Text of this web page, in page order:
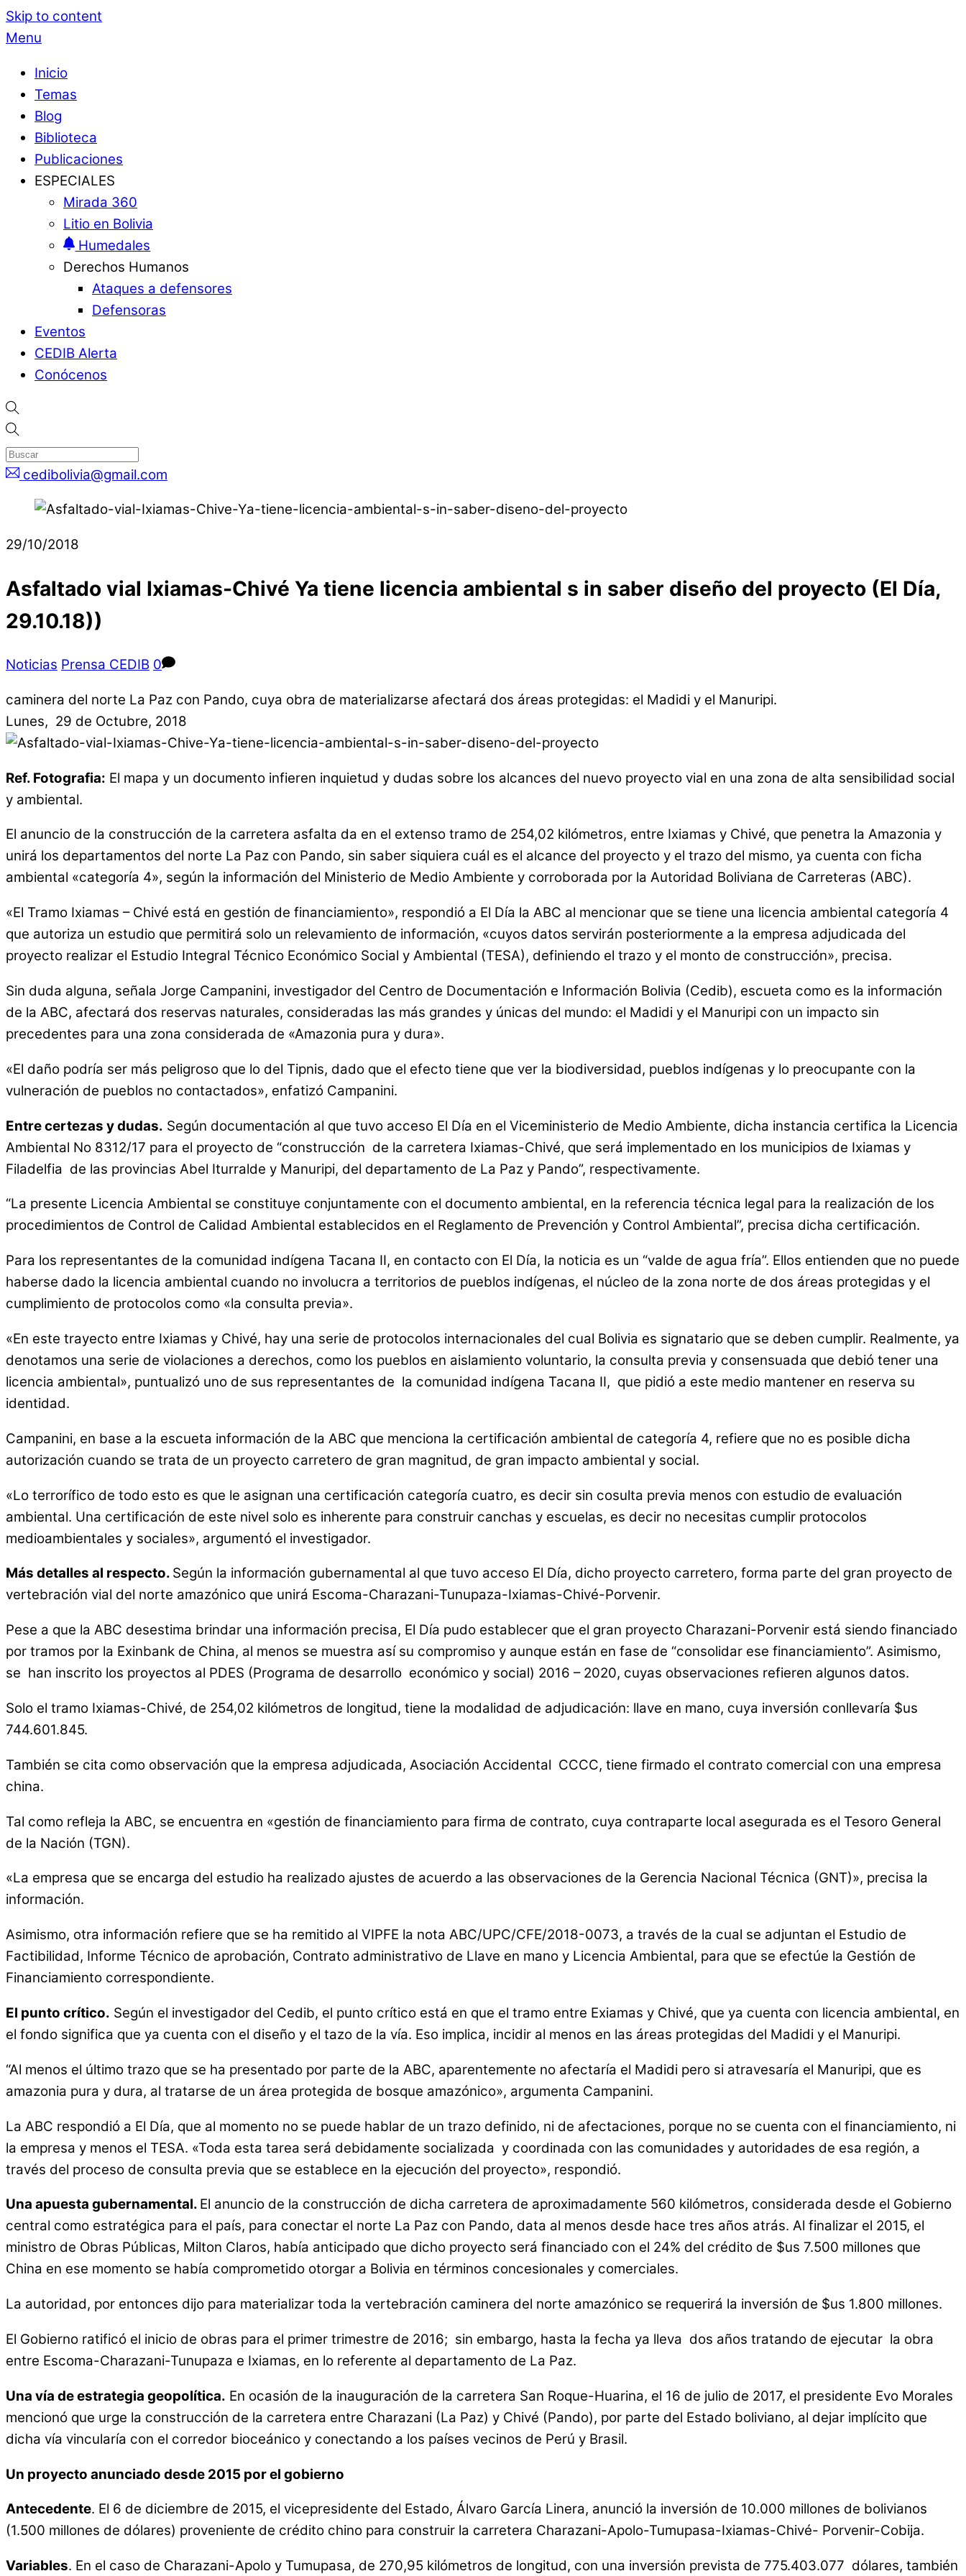
Skip to content
Menu
Inicio
Temas
Blog
Biblioteca
Publicaciones
ESPECIALES
Mirada 360
Litio en Bolivia
Humedales
Derechos Humanos
Ataques a defensores
Defensoras
Eventos
CEDIB Alerta
Conócenos
cedibolivia@gmail.com
29/10/2018
Asfaltado vial Ixiamas-Chivé Ya tiene licencia ambiental s in saber diseño del proyecto (El Día,
29.10.18))
Noticias Prensa CEDIB 0
caminera del norte La Paz con Pando, cuya obra de materializarse afectará dos áreas protegidas: el Madidi y el Manuripi.
Lunes, 29 de Octubre, 2018
Ref. Fotografia: El mapa y un documento infieren inquietud y dudas sobre los alcances del nuevo proyecto vial en una zona de alta sensibilidad social
y ambiental.
El anuncio de la construcción de la carretera asfalta da en el extenso tramo de 254,02 kilómetros, entre Ixiamas y Chivé, que penetra la Amazonia y
unirá los departamentos del norte La Paz con Pando, sin saber siquiera cuál es el alcance del proyecto y el trazo del mismo, ya cuenta con ficha
ambiental «categoría 4», según la información del Ministerio de Medio Ambiente y corroborada por la Autoridad Boliviana de Carreteras (ABC).
«El Tramo Ixiamas – Chivé está en gestión de financiamiento», respondió a El Día la ABC al mencionar que se tiene una licencia ambiental categoría 4
que autoriza un estudio que permitirá solo un relevamiento de información, «cuyos datos servirán posteriormente a la empresa adjudicada del
proyecto realizar el Estudio Integral Técnico Económico Social y Ambiental (TESA), definiendo el trazo y el monto de construcción», precisa.
Sin duda alguna, señala Jorge Campanini, investigador del Centro de Documentación e Información Bolivia (Cedib), escueta como es la información
de la ABC, afectará dos reservas naturales, consideradas las más grandes y únicas del mundo: el Madidi y el Manuripi con un impacto sin
precedentes para una zona considerada de «Amazonia pura y dura».
«El daño podría ser más peligroso que lo del Tipnis, dado que el efecto tiene que ver la biodiversidad, pueblos indígenas y lo preocupante con la
vulneración de pueblos no contactados», enfatizó Campanini.
Entre certezas y dudas. Según documentación al que tuvo acceso El Día en el Viceministerio de Medio Ambiente, dicha instancia certifica la Licencia
Ambiental No 8312/17 para el proyecto de “construcción de la carretera Ixiamas-Chivé, que será implementado en los municipios de Ixiamas y
Filadelfia de las provincias Abel Iturralde y Manuripi, del departamento de La Paz y Pando”, respectivamente.
“La presente Licencia Ambiental se constituye conjuntamente con el documento ambiental, en la referencia técnica legal para la realización de los
procedimientos de Control de Calidad Ambiental establecidos en el Reglamento de Prevención y Control Ambiental”, precisa dicha certificación.
Para los representantes de la comunidad indígena Tacana II, en contacto con El Día, la noticia es un “valde de agua fría”. Ellos entienden que no puede
haberse dado la licencia ambiental cuando no involucra a territorios de pueblos indígenas, el núcleo de la zona norte de dos áreas protegidas y el
cumplimiento de protocolos como «la consulta previa».
«En este trayecto entre Ixiamas y Chivé, hay una serie de protocolos internacionales del cual Bolivia es signatario que se deben cumplir. Realmente, ya
denotamos una serie de violaciones a derechos, como los pueblos en aislamiento voluntario, la consulta previa y consensuada que debió tener una
licencia ambiental», puntualizó uno de sus representantes de la comunidad indígena Tacana II, que pidió a este medio mantener en reserva su
identidad.
Campanini, en base a la escueta información de la ABC que menciona la certificación ambiental de categoría 4, refiere que no es posible dicha
autorización cuando se trata de un proyecto carretero de gran magnitud, de gran impacto ambiental y social.
«Lo terrorífico de todo esto es que le asignan una certificación categoría cuatro, es decir sin cosulta previa menos con estudio de evaluación
ambiental. Una certificación de este nivel solo es inherente para construir canchas y escuelas, es decir no necesitas cumplir protocolos
medioambientales y sociales», argumentó el investigador.
Más detalles al respecto. Según la información gubernamental al que tuvo acceso El Día, dicho proyecto carretero, forma parte del gran proyecto de
vertebración vial del norte amazónico que unirá Escoma-Charazani-Tunupaza-Ixiamas-Chivé-Porvenir.
Pese a que la ABC desestima brindar una información precisa, El Día pudo establecer que el gran proyecto Charazani-Porvenir está siendo financiado
por tramos por la Exinbank de China, al menos se muestra así su compromiso y aunque están en fase de “consolidar ese financiamiento”. Asimismo,
se han inscrito los proyectos al PDES (Programa de desarrollo económico y social) 2016 – 2020, cuyas observaciones refieren algunos datos.
Solo el tramo Ixiamas-Chivé, de 254,02 kilómetros de longitud, tiene la modalidad de adjudicación: llave en mano, cuya inversión conllevaría $us
744.601.845.
También se cita como observación que la empresa adjudicada, Asociación Accidental CCCC, tiene firmado el contrato comercial con una empresa
china.
Tal como refleja la ABC, se encuentra en «gestión de financiamiento para firma de contrato, cuya contraparte local asegurada es el Tesoro General
de la Nación (TGN).
«La empresa que se encarga del estudio ha realizado ajustes de acuerdo a las observaciones de la Gerencia Nacional Técnica (GNT)», precisa la
información.
Asimismo, otra información refiere que se ha remitido al VIPFE la nota ABC/UPC/CFE/2018-0073, a través de la cual se adjuntan el Estudio de
Factibilidad, Informe Técnico de aprobación, Contrato administrativo de Llave en mano y Licencia Ambiental, para que se efectúe la Gestión de
Financiamiento correspondiente.
El punto crítico. Según el investigador del Cedib, el punto crítico está en que el tramo entre Exiamas y Chivé, que ya cuenta con licencia ambiental, en
el fondo significa que ya cuenta con el diseño y el tazo de la vía. Eso implica, incidir al menos en las áreas protegidas del Madidi y el Manuripi.
“Al menos el último trazo que se ha presentado por parte de la ABC, aparentemente no afectaría el Madidi pero si atravesaría el Manuripi, que es
amazonia pura y dura, al tratarse de un área protegida de bosque amazónico», argumenta Campanini.
La ABC respondió a El Día, que al momento no se puede hablar de un trazo definido, ni de afectaciones, porque no se cuenta con el financiamiento, ni
la empresa y menos el TESA. «Toda esta tarea será debidamente socializada y coordinada con las comunidades y autoridades de esa región, a
través del proceso de consulta previa que se establece en la ejecución del proyecto», respondió.
Una apuesta gubernamental. El anuncio de la construcción de dicha carretera de aproximadamente 560 kilómetros, considerada desde el Gobierno
central como estratégica para el país, para conectar el norte La Paz con Pando, data al menos desde hace tres años atrás. Al finalizar el 2015, el
ministro de Obras Públicas, Milton Claros, había anticipado que dicho proyecto será financiado con el 24% del crédito de $us 7.500 millones que
China en ese momento se había comprometido otorgar a Bolivia en términos concesionales y comerciales.
La autoridad, por entonces dijo para materializar toda la vertebración caminera del norte amazónico se requerirá la inversión de $us 1.800 millones.
El Gobierno ratificó el inicio de obras para el primer trimestre de 2016; sin embargo, hasta la fecha ya lleva dos años tratando de ejecutar la obra
entre Escoma-Charazani-Tunupaza e Ixiamas, en lo referente al departamento de La Paz.
Una vía de estrategia geopolítica. En ocasión de la inauguración de la carretera San Roque-Huarina, el 16 de julio de 2017, el presidente Evo Morales
mencionó que urge la construcción de la carretera entre Charazani (La Paz) y Chivé (Pando), por parte del Estado boliviano, al dejar implícito que
dicha vía vincularía con el corredor bioceánico y conectando a los países vecinos de Perú y Brasil.
Un proyecto anunciado desde 2015 por el gobierno
Antecedente. El 6 de diciembre de 2015, el vicepresidente del Estado, Álvaro García Linera, anunció la inversión de 10.000 millones de bolivianos
(1.500 millones de dólares) proveniente de crédito chino para construir la carretera Charazani-Apolo-Tumupasa-Ixiamas-Chivé- Porvenir-Cobija.
Variables. En el caso de Charazani-Apolo y Tumupasa, de 270,95 kilómetros de longitud, con una inversión prevista de 775.403.077 dólares, también